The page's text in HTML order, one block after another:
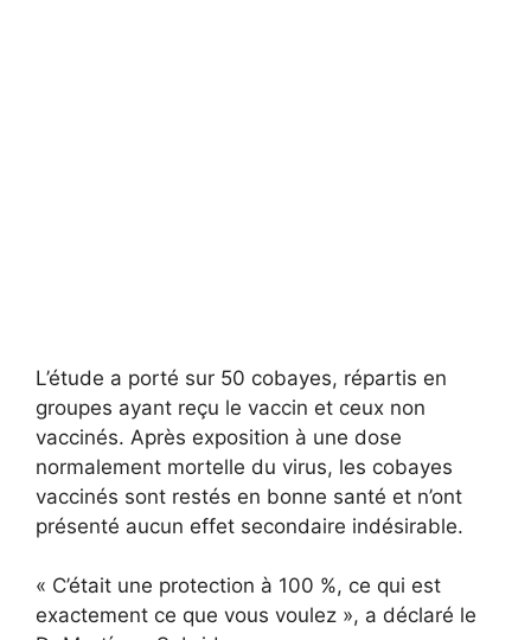
L’étude a porté sur 50 cobayes, répartis en
groupes ayant reçu le vaccin et ceux non
vaccinés. Après exposition à une dose
normalement mortelle du virus, les cobayes
vaccinés sont restés en bonne santé et n’ont
présenté aucun effet secondaire indésirable.
« C’était une protection à 100 %, ce qui est
exactement ce que vous voulez », a déclaré le